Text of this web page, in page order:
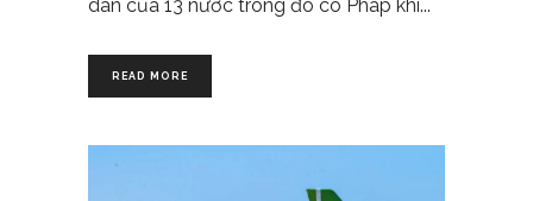
dân của 13 nước trong đó có Pháp khi
READ MORE